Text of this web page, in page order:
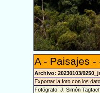
A - Paisajes
Archivo: 20230103/
Exportar la foto con los
Fotógrafo: J. Simón